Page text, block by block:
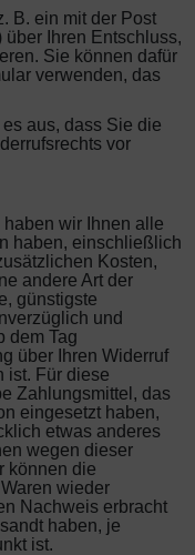
B. ein mit der Post
Ihren Entschluss,
Sie können dafür
verwenden, das
aus, dass Sie die
vor
wir Ihnen alle
haben, einschließlich
Kosten,
andere Art der
günstigste
und
dem Tag
über Ihren Widerruf
ist. Für diese
Zahlungsmittel, das
eingesetzt haben,
etwas anderes
wegen dieser
können die
wieder
Nachweis erbracht
haben, je
ist.